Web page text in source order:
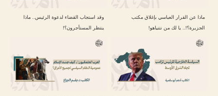
ماذا عن القرار العباسي بإغلاق مكتب
الجزيرة؟!.. يا لك من نتنياهو!
وقد استجاب القضاء لدعوة الرئيس.. ماذا
ينتظر المستأجرون؟!